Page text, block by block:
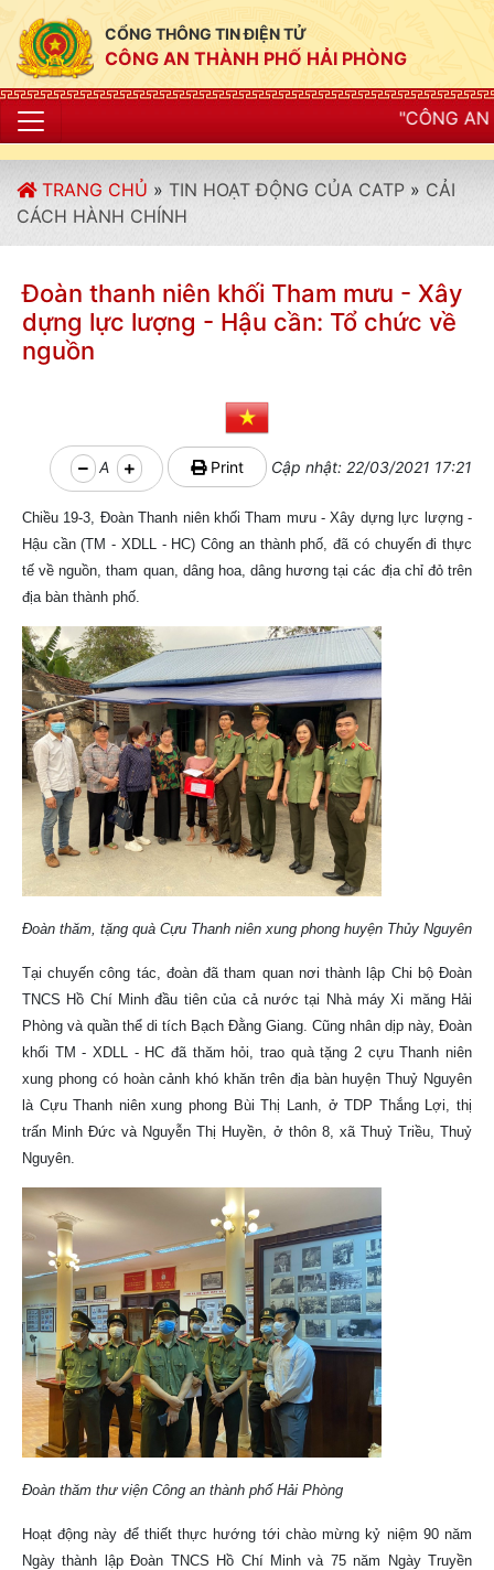
CỔNG THÔNG TIN ĐIỆN TỬ
CÔNG AN THÀNH PHỐ HẢI PHÒNG
"CÔNG AN THÀNH PHỐ HẢI
TRANG CHỦ » TIN HOẠT ĐỘNG CỦA CATP » CẢI
CÁCH HÀNH CHÍNH
Đoàn thanh niên khối Tham mưu - Xây
dựng lực lượng - Hậu cần: Tổ chức về
nguồn
A Print Cập nhật: 22/03/2021 17:21
Chiều 19-3, Đoàn Thanh niên khối Tham mưu - Xây dựng lực lượng -
Hậu cần (TM - XDLL - HC) Công an thành phố, đã có chuyến đi thực
tế về nguồn, tham quan, dâng hoa, dâng hương tại các địa chỉ đỏ trên
địa bàn thành phố.
Đoàn thăm, tặng quà Cựu Thanh niên xung phong huyện Thủy Nguyên
Tại chuyến công tác, đoàn đã tham quan nơi thành lập Chi bộ Đoàn
TNCS Hồ Chí Minh đầu tiên của cả nước tại Nhà máy Xi măng Hải
Phòng và quần thể di tích Bạch Đằng Giang. Cũng nhân dịp này, Đoàn
khối TM - XDLL - HC đã thăm hỏi, trao quà tặng 2 cựu Thanh niên
xung phong có hoàn cảnh khó khăn trên địa bàn huyện Thuỷ Nguyên
là Cựu Thanh niên xung phong Bùi Thị Lanh, ở TDP Thắng Lợi, thị
trấn Minh Đức và Nguyễn Thị Huyền, ở thôn 8, xã Thuỷ Triều, Thuỷ
Nguyên.
Đoàn thăm thư viện Công an thành phố Hải Phòng
Hoạt động này để thiết thực hướng tới chào mừng kỷ niệm 90 năm
Ngày thành lập Đoàn TNCS Hồ Chí Minh và 75 năm Ngày Truyền